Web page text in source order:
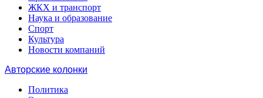
ЖКХ и транспорт
Наука и образование
Спорт
Культура
Новости компаний
Авторские колонки
Политика